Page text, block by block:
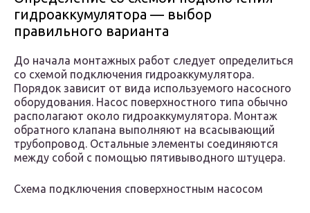
гидроаккумулятора — выбор
правильного варианта
До начала монтажных работ следует определиться
со схемой подключения гидроаккумулятора.
Порядок зависит от вида используемого насосного
оборудования. Насос поверхностного типа обычно
располагают около гидроаккумулятора. Монтаж
обратного клапана выполняют на всасывающий
трубопровод. Остальные элементы соединяются
между собой с помощью пятивыводного штуцера.
Схема подключения споверхностным насосом